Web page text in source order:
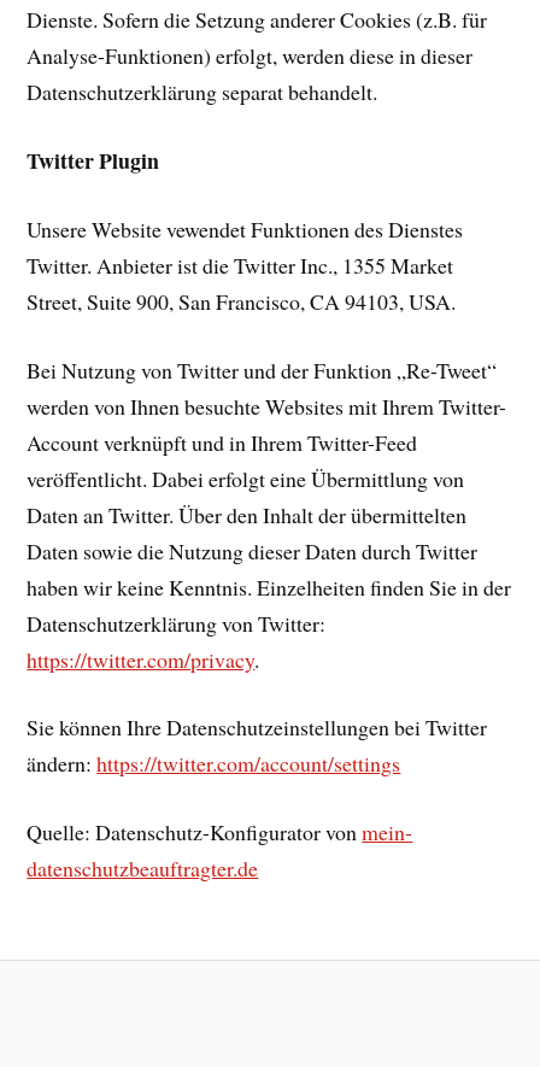
Dienste. Sofern die Setzung anderer Cookies (z.B. für
Analyse-Funktionen) erfolgt, werden diese in dieser
Datenschutzerklärung separat behandelt.
Twitter Plugin
Unsere Website vewendet Funktionen des Dienstes
Twitter. Anbieter ist die Twitter Inc., 1355 Market
Street, Suite 900, San Francisco, CA 94103, USA.
Bei Nutzung von Twitter und der Funktion „Re-Tweet“
werden von Ihnen besuchte Websites mit Ihrem Twitter-
Account verknüpft und in Ihrem Twitter-Feed
veröffentlicht. Dabei erfolgt eine Übermittlung von
Daten an Twitter. Über den Inhalt der übermittelten
Daten sowie die Nutzung dieser Daten durch Twitter
haben wir keine Kenntnis. Einzelheiten finden Sie in der
Datenschutzerklärung von Twitter:
https://twitter.com/privacy.
Sie können Ihre Datenschutzeinstellungen bei Twitter
ändern:https://twitter.com/account/settings
Quelle: Datenschutz-Konfigurator vonmein-
datenschutzbeauftragter.de